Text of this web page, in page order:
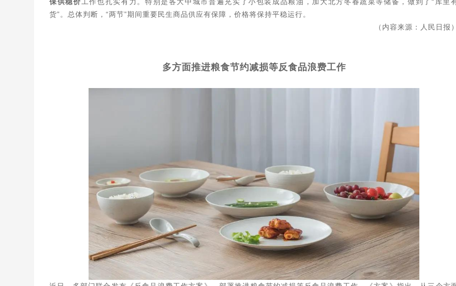
货”。总体判断，“两节”期间重要民生商品供应有保障，价格将保持平稳运行。
（内容来源：人民日报
多方面推进粮食节约减损等反食品浪费工作